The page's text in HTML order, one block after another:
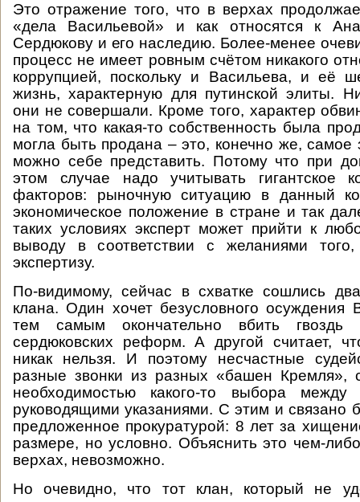
Это отражение того, что в верхах
«дела Васильевой» и как относятся к
Сердюкову и его наследию. Более-менее
процесс не имеет ровным счётом никакого
коррупцией, поскольку и Васильева, и её
жизнь, характерную для путинской элиты.
они не совершали. Кроме того, характер
на том, что какая-то собственность была
могла быть продана – это, конечно же, самое
можно себе представить. Потому что при
этом случае надо учитывать гигантское
факторов: рыночную ситуацию в данный
экономическое положение в стране и так
таких условиях эксперт может прийти к
выводу в соответствии с желаниями
экспертизу.
По-видимому, сейчас в схватке сошлись
клана. Один хочет безусловного осуждения
тем самым окончательно вбить
сердюковских реформ. А другой считает,
никак нельзя. И поэтому несчастные
разные звонки из разных «башен Кремля»,
необходимостью какого-то выбора между
руководящими указаниями. С этим и связано
предложенное прокуратурой: 8 лет за
размере, но условно. Объяснить это чем-
верхах, невозможно.
Но очевидно, что тот клан, который не